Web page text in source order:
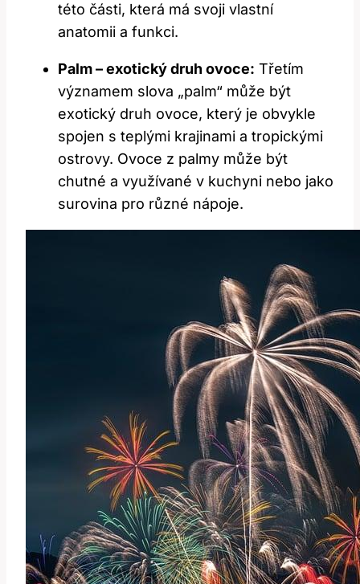
této části, která má​ svoji vlastní
anatomii a funkci.
Palm – exotický druh ovoce: Třetím
významem ⁣slova‌ „palm“ může být
exotický druh ovoce, který ⁢je​ obvykle
spojen s teplými krajinami a tropickými
‌ostrovy. ⁤Ovoce z palmy může‌ být
⁤chutné a využívané v kuchyni nebo jako
surovina pro různé nápoje.